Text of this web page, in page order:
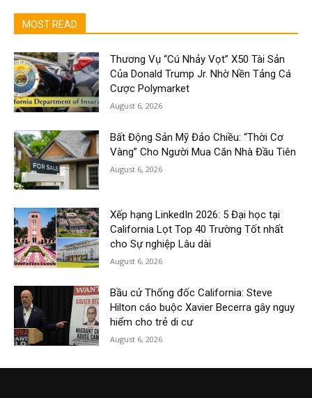
MOST READ
Thương Vụ “Cú Nhảy Vọt” X50 Tài Sản
Của Donald Trump Jr. Nhờ Nền Tảng Cá
Cược Polymarket
August 6, 2026
Bất Động Sản Mỹ Đảo Chiều: “Thời Cơ
Vàng” Cho Người Mua Căn Nhà Đầu Tiên
August 6, 2026
Xếp hạng LinkedIn 2026: 5 Đại học tại
California Lọt Top 40 Trường Tốt nhất
cho Sự nghiệp Lâu dài
August 6, 2026
Bầu cử Thống đốc California: Steve
Hilton cáo buộc Xavier Becerra gây nguy
hiểm cho trẻ di cư
August 6, 2026